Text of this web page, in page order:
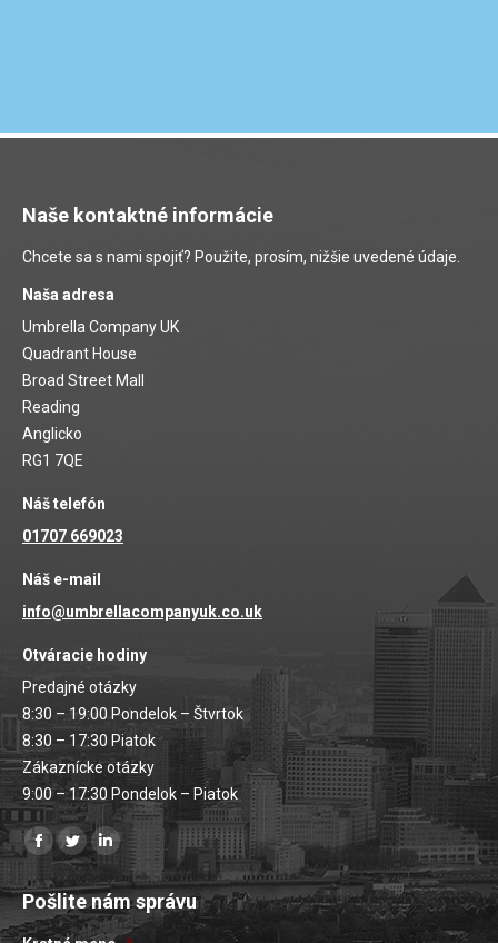
Naše kontaktné informácie
Chcete sa s nami spojiť? Použite, prosím, nižšie uvedené údaje.
Naša adresa
Umbrella Company UK
Quadrant House
Broad Street Mall
Reading
Anglicko
RG1 7QE
Náš telefón
01707 669023
Náš e-mail
info@umbrellacompanyuk.co.uk
Otváracie hodiny
Predajné otázky
8:30 – 19:00 Pondelok – Štvrtok
8:30 – 17:30 Piatok
Zákaznícke otázky
9:00 – 17:30 Pondelok – Piatok
Nájdete nás na:
Facebooková
stránka
sa
Stránka
na
Twitteri
Stránka
LinkedIn
sa
Pošlite nám správu